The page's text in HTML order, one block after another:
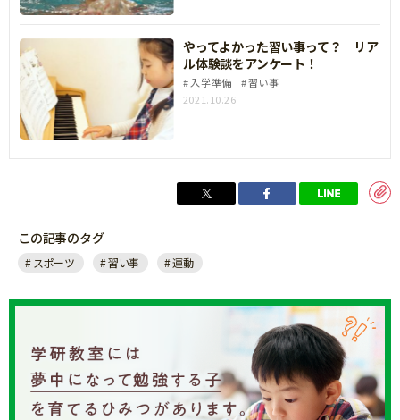
やってよかった習い事って？ リア
ル体験談をアンケート！
入学準備
習い事
2021.10.26
この記事のタグ
スポーツ 習い事 運動